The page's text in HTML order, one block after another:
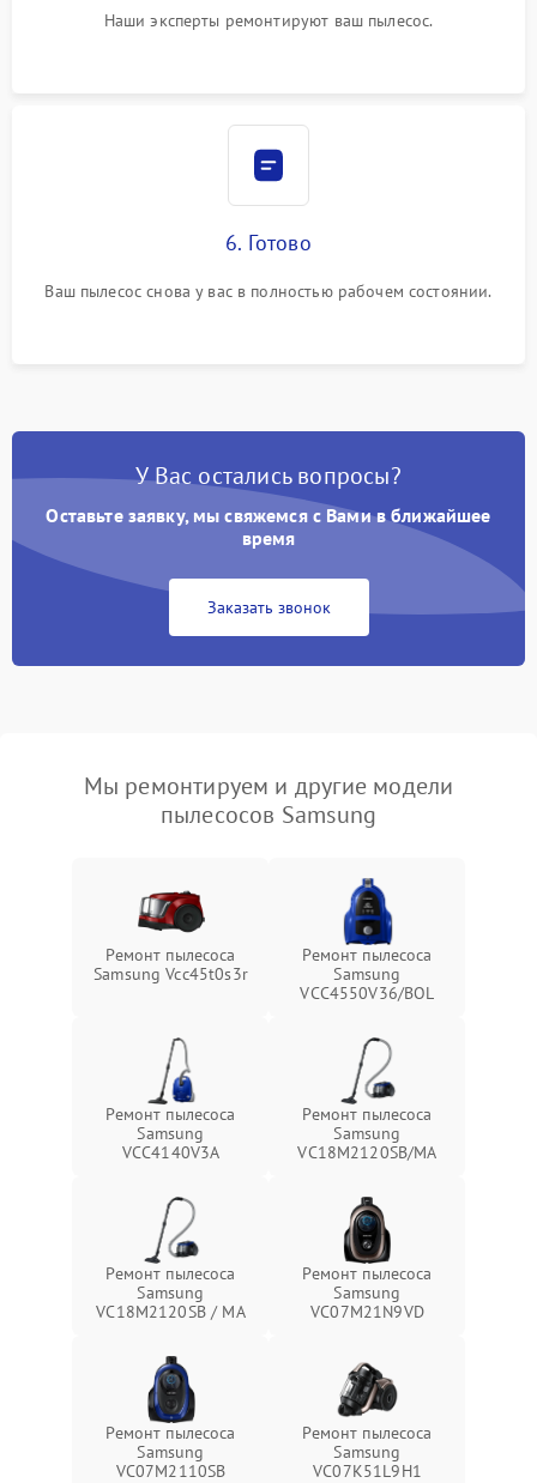
Наши эксперты ремонтируют ваш пылесос.
6. Готово
Ваш пылесос снова у вас в полностью рабочем состоянии.
У Вас остались вопросы?
Оставьте заявку, мы свяжемся с Вами в ближайшее
время
Заказать звонок
Мы ремонтируем и другие модели
пылесосов Samsung
Ремонт пылесоса
Samsung Vcc45t0s3r
Ремонт пылесоса
Samsung
VCC4550V36/BOL
Ремонт пылесоса
Samsung
VCC4140V3A
Ремонт пылесоса
Samsung
VC18M2120SB/MA
Ремонт пылесоса
Samsung
VC18M2120SB / MA
Ремонт пылесоса
Samsung
VC07M21N9VD
Ремонт пылесоса
Samsung
VC07M2110SB
Ремонт пылесоса
Samsung
VC07K51L9H1